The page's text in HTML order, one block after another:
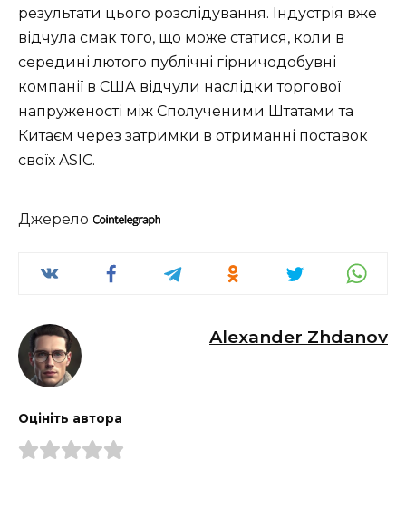
результати цього розслідування. Індустрія вже
відчула смак того, що може статися, коли в
середині лютого публічні гірничодобувні
компанії в США відчули наслідки торгової
напруженості між Сполученими Штатами та
Китаєм через затримки в отриманні поставок
своїх ASIC.
Джерело
Alexander Zhdanov
Оцініть автора